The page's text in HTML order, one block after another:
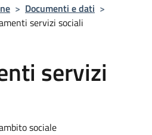
> Documenti e dati >
servizi sociali
servizi
sociale